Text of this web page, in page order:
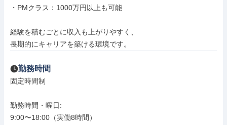
・PMクラス：1000万円以上も可能
経験を積むごとに収入も上がりやすく、
長期的にキャリアを築ける環境です。
勤務時間
固定時間制
勤務時間・曜日:
9:00〜18:00（実働8時間）